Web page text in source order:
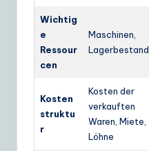
Wichtig
e
Ressour
cen
Maschinen,
Lagerbestand
Kosten
struktu
r
Kosten der
verkauften
Waren, Miete,
Löhne